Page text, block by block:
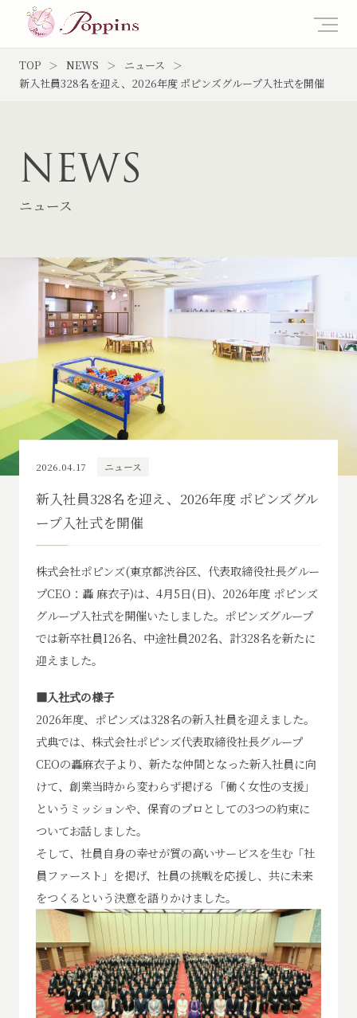
TOP NEWS
ニュース
新入社員328名を迎え、2026年度 ポピンズグループ入社式を開催
NEWS
ニュース
2026.04.17 ニュース
新入社員328名を迎え、2026年度 ポピンズグル
ープ入社式を開催
株式会社ポピンズ(東京都渋谷区、代表取締役社長グルー
プCEO：轟 麻衣子)は、4月5日(日)、2026年度 ポピンズ
グループ入社式を開催いたしました。ポピンズグループ
では新卒社員126名、中途社員202名、計328名を新たに
迎えました。
■入社式の様子
2026年度、ポピンズは328名の新入社員を迎えました。
式典では、株式会社ポピンズ代表取締役社長グループ
CEOの轟麻衣子より、新たな仲間となった新入社員に向
けて、創業当時から変わらず掲げる「働く女性の支援」
というミッションや、保育のプロとしての3つの約束に
ついてお話しました。
そして、社員自身の幸せが質の高いサービスを生む「社
員ファースト」を掲げ、社員の挑戦を応援し、共に未来
をつくるという決意を語りかけました。